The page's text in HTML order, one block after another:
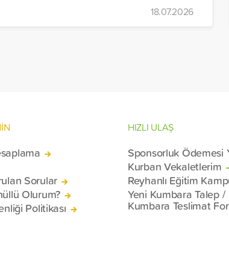
içme suyu, gıda kolisi ve hijyen paketi
dağıtımları yapıldı.
18.07.2026
Sorular
Olurum?
Politikası
HIZLI ULAŞ
Sponsorluk Ödemesi
Kurban Vekaletlerim
Reyhanlı Eğitim
Yeni Kumbara Talep
Kumbara Teslimat